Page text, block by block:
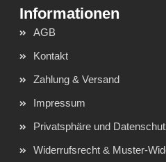
AGB
Kontakt
Zahlung & Versand
Impressum
Privatsphäre und
Widerrufsrecht & Muster-